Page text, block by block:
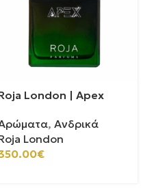
London | Apex
, Ανδρικά
London
€